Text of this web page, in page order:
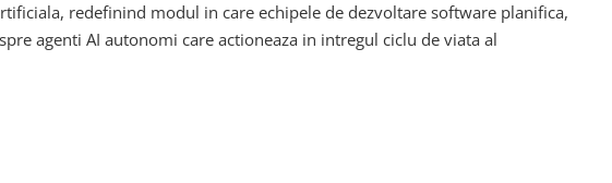
redefinind modul in care echipele de dezvoltare software planifica,
agenti AI autonomi care actioneaza in intregul ciclu de viata al